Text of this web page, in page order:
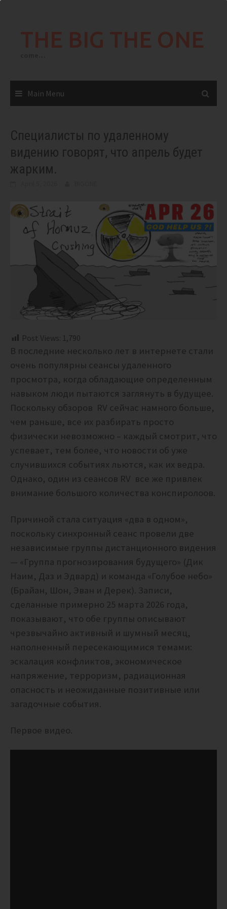
THE BIG THE ONE
Main Menu
Специалисты по удаленному
видению говорят, что апрель будет
жарким.
Post Views: 1,790
В последние несколько лет в интернете стали
очень популярны сеансы удаленного
просмотра, когда обладающие определенным
навыком люди пытаются заглянуть в будущее.
Поскольку обзоров RV сейчас намного больше,
чем раньше, все их разбирать просто
физически невозможно – каждый смотрит, что
успевает, тем более, что новости об уже
случившихся событиях льются, как их ведра.
Однако, один из сеансов RV все же привлек
внимание большого количества конспиролоов.
Причиной стала ситуация «два в одном»,
поскольку синхронный сеанс провели две
независимые группы дистанционного видения
— «Группа прогнозирования будущего» (Дик
Наим, Даз и Эдвард) и команда «Голубое небо»
(Брайан, Шон, Эван и Дерек). Записи,
сделанные примерно 25 марта 2026 года,
показывают, что обе группы описывают
чрезвычайно активный и шумный месяц,
наполненный пересекающимися темами:
эскалация конфликтов, экономическое
напряжение, терроризм, радиационная
опасность и неожиданные позитивные или
загадочные события.
Первое видео.